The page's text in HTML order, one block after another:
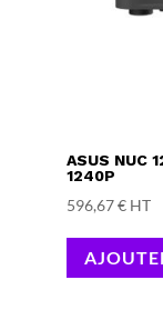
ASUS NUC
1240P
596,67€ HT